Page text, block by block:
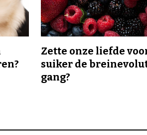
Zette onze liefde
suiker de
gang?